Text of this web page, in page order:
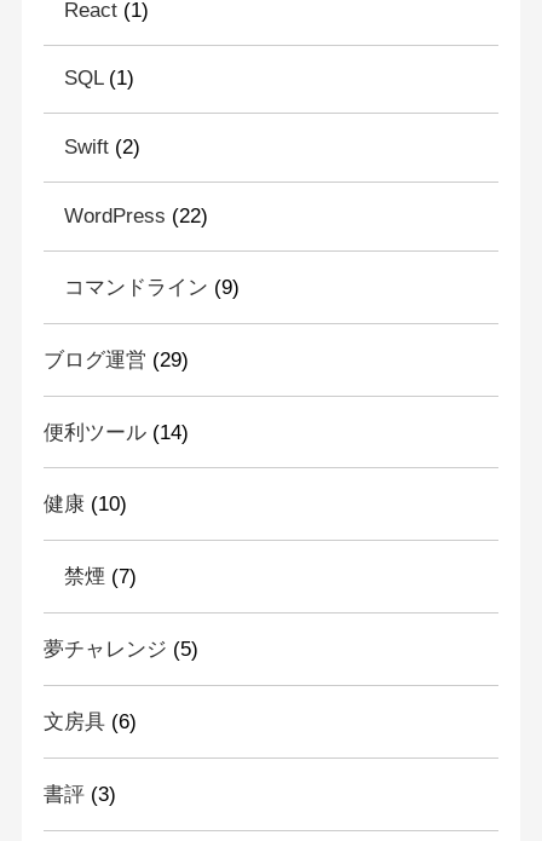
React(1)
SQL(1)
Swift(2)
WordPress (22)
コマンドライン (9)
ブログ運営 (29)
便利ツール(14)
健康(10)
禁煙 (7)
夢チャレンジ (5)
文房具(6)
書評(3)